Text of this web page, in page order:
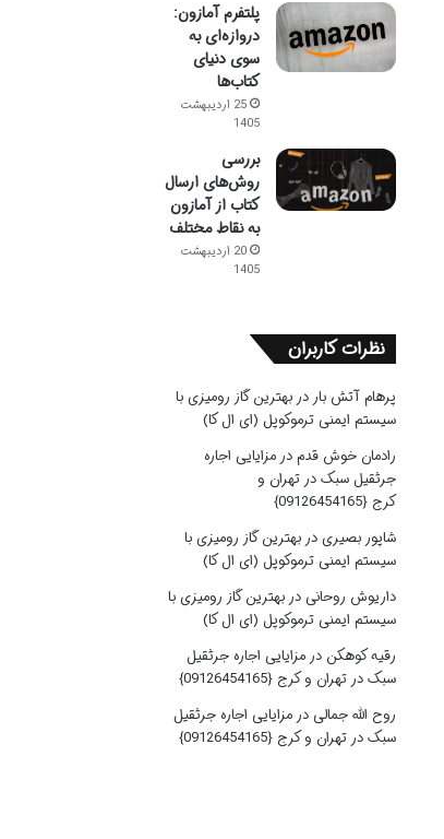
پلتفرم آمازون:
دروازه‌ای به
سوی دنیای
کتاب‌ها
25 اردیبهشت
1405
بررسی
روش‌های ارسال
کتاب از آمازون
به نقاط مختلف
20 اردیبهشت
1405
نظرات کاربران
پرهام آتش بار در بهترین گاز رومیزی با
سیستم ایمنی ترموکوپل (ای ال کا)
رادمان خوش قدمدر مزایایی اجاره
جرثقیل سبک در تهران و
کرج {09126454165}
شاپور بصیریدر بهترین گاز رومیزی با
سیستم ایمنی ترموکوپل (ای ال کا)
داریوش روحانی در بهترین گاز رومیزی با
سیستم ایمنی ترموکوپل (ای ال کا)
رقیه کوهکن در مزایایی اجاره جرثقیل
سبک در تهران و کرج {09126454165}
روح الله جمالی در مزایایی اجاره جرثقیل
سبک در تهران و کرج {09126454165}